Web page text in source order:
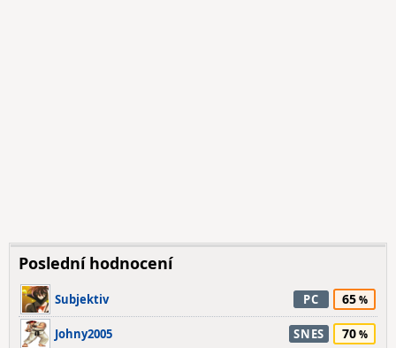
Poslední hodnocení
Subjektiv PC 65
Johny2005 SNES 70